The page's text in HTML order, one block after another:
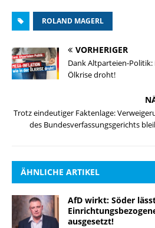
ROLAND MAGERL
VORHERIGER
Dank Altparteien-
Ölkrise droht!
Trotz eindeutiger Faktenlage:
des Bundesverfassungsgerichts
ÄHNLICHE ARTIKEL
AfD wirkt: Söder
ausgesetzt!